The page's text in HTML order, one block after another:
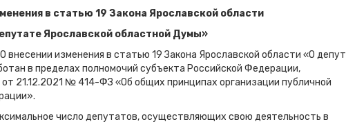
в статью 19 Закона Ярославской области
Ярославской областной Думы»
внесении изменения в статью 19 Закона Ярославской области «О
в пределах полномочий субъекта Российской Федерации,
21.12.2021 № 414-ФЗ «Об общих принципах организации публичной
число депутатов, осуществляющих свою деятельность в